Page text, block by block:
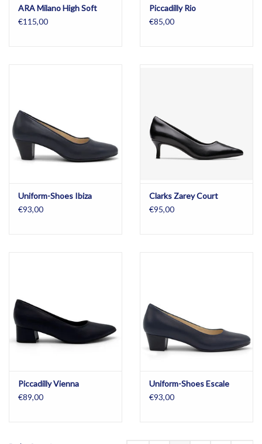
ARA Milano High Soft
€115,00
Piccadilly Rio
€85,00
Uniform-Shoes Ibiza
€93,00
Clarks Zarey Court
€95,00
Piccadilly Vienna
€89,00
Uniform-Shoes Escale
€93,00